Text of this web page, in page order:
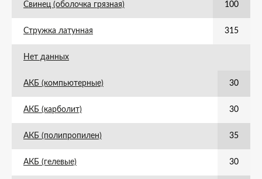
Свинец (оболочка грязная) 100
Стружка латунная 315
Нет данных
АКБ (компьютерные) 30
АКБ (карболит) 30
АКБ (полипропилен) 35
АКБ (гелевые) 30